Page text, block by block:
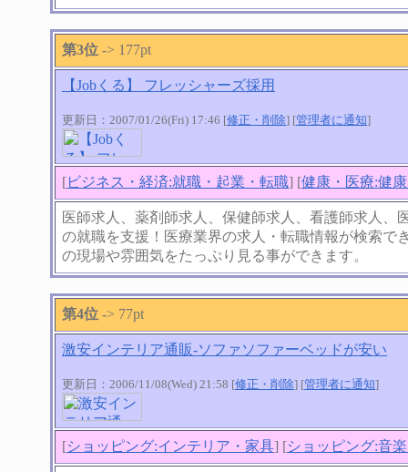
第3位 -> 177pt
【Jobくる】 フレッシャーズ採用
更新日：2007/01/26(Fri) 17:46 [修正・削除] [管理者に通知]
[ビジネス・経済:就職・起業・転職] [健康・医療:健
医師求人、薬剤師求人、保健師求人、看護師求人、
の就職を支援！医療業界の求人・転職情報が検索で
の現場や雰囲気をたっぷり見る事ができます。
第4位 -> 77pt
激安インテリア通販-ソファソファーベッドが安い
更新日：2006/11/08(Wed) 21:58 [修正・削除] [管理者に通知]
[ショッピング:インテリア・家具] [ショッピング:音